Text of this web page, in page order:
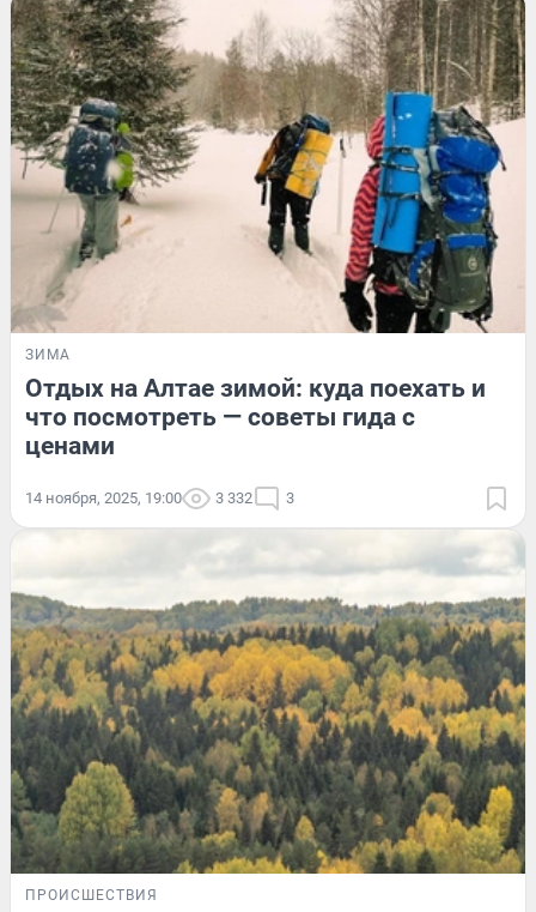
ЗИМА
Отдых на Алтае зимой: куда поехать и
что посмотреть — советы гида с
ценами
14 ноября, 2025, 19:00 3 332 3
ПРОИСШЕСТВИЯ